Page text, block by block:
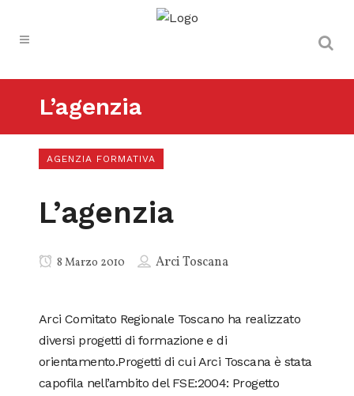
L’agenzia
AGENZIA FORMATIVA
L’agenzia
8 Marzo 2010 Arci Toscana
Arci Comitato Regionale Toscano ha realizzato
diversi progetti di formazione e di
orientamento.Progetti di cui Arci Toscana è stata
capofila nell’ambito del FSE:2004: Progetto